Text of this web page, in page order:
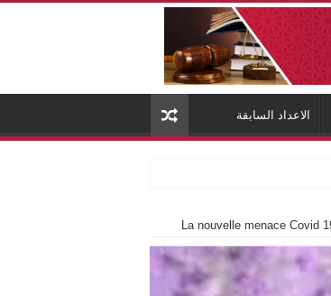
الاعداد السابقة
La nouvelle menace Covid